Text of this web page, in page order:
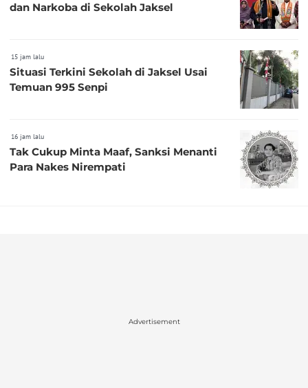
dan Narkoba di Sekolah Jaksel
15 jam lalu
Situasi Terkini Sekolah di Jaksel Usai
Temuan 995 Senpi
16 jam lalu
Tak Cukup Minta Maaf, Sanksi Menanti
Para Nakes Nirempati
Advertisement